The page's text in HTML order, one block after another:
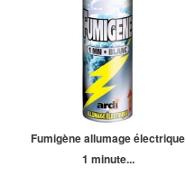
Fumigène allumage électrique
1 minute...